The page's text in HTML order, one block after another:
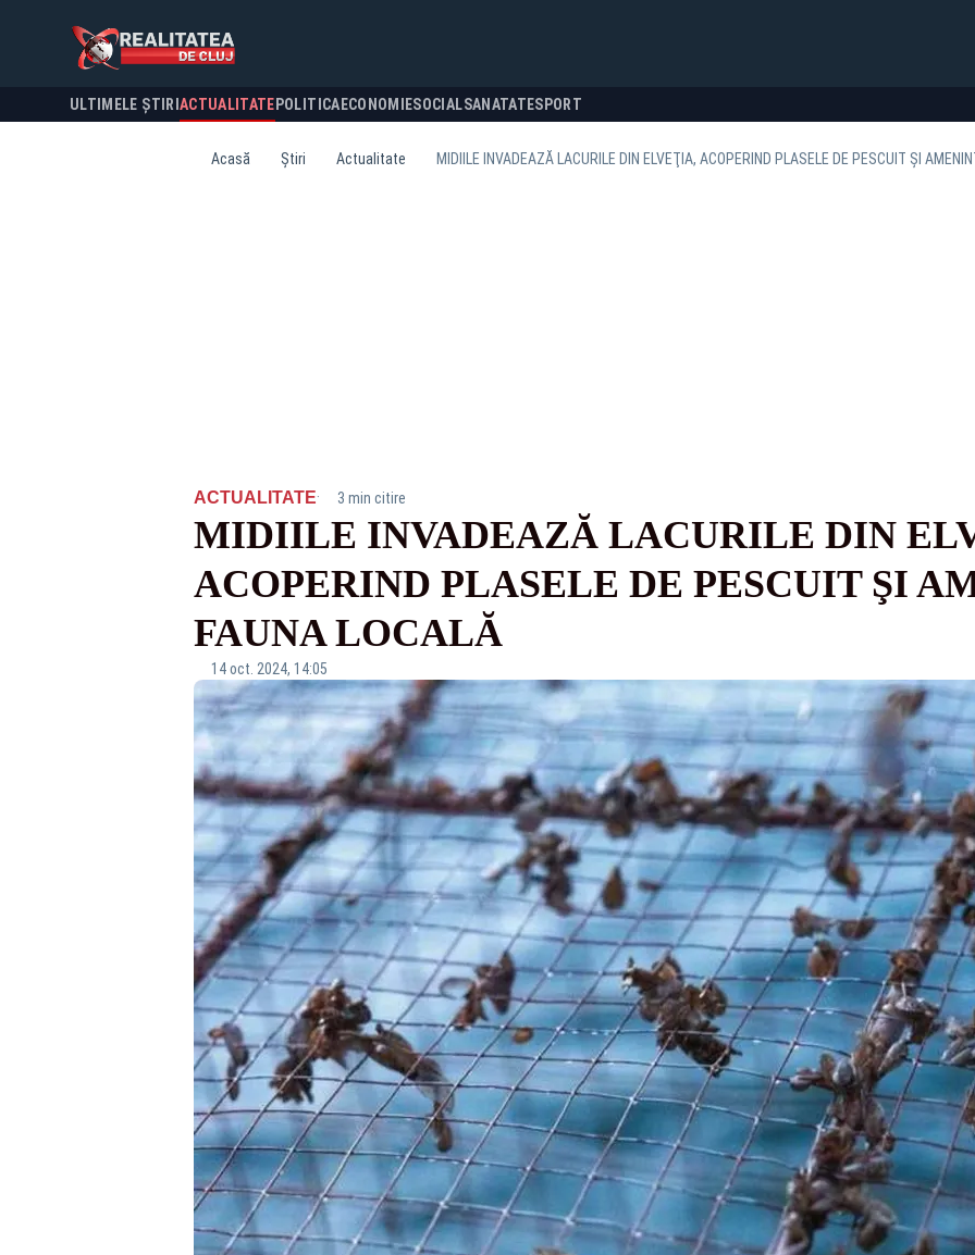
ULTIMELE ȘTIRI ACTUALITATE POLITICA ECONOMIESOCIALSANATATESPORT
Acasă Știri Actualitate MIDIILE INVADEAZĂ LACURILE DIN ELVEŢIA, ACOPERIND PLASELE DE PESCUIT ŞI
ACTUALITATE· 3 min citire
MIDIILE INVADEAZĂ LACURILE DIN
ACOPERIND PLASELE DE PESCUIT ŞI
FAUNA LOCALĂ
14 oct. 2024, 14:05